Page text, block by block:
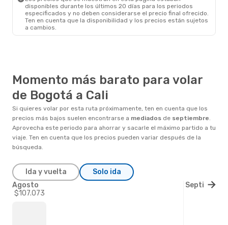
disponibles durante los últimos 20 días para los periodos
especificados y no deben considerarse el precio final ofrecido.
Ten en cuenta que la disponibilidad y los precios están sujetos
a cambios.
Momento más barato para volar
de Bogotá a Cali
Si quieres volar por esta ruta próximamente, ten en cuenta que los
precios más bajos suelen encontrarse a mediados de septiembre.
Aprovecha este periodo para ahorrar y sacarle el máximo partido a tu
viaje. Ten en cuenta que los precios pueden variar después de la
búsqueda.
Ida y vuelta Solo ida
$107.073
Agosto Septiembre